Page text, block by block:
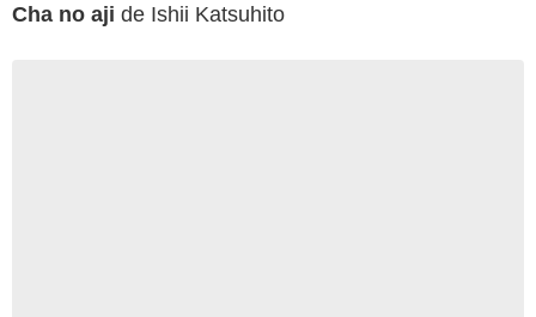
Cha no aji de Ishii Katsuhito